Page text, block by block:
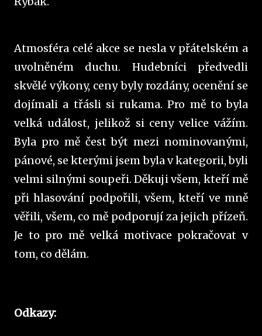
Atmosféra celé akce se nesla v přátelském a
uvolněném duchu. Hudebníci předvedli
skvělé výkony, ceny byly rozdány, ocenění se
dojímali a třásli si rukama. Pro mě to byla
velká událost, jelikož si ceny velice vážím.
Byla pro mě čest být mezi nominovanými,
pánové, se kterými jsem byla v kategorii, byli
velmi silnými soupeři. Děkuji všem, kteří mě
při hlasování podpořili, všem, kteří ve mně
věřili, všem, co mě podporují za jejich přízeň.
Je to pro mě velká motivace pokračovat v
tom, co dělám.
Odkazy: